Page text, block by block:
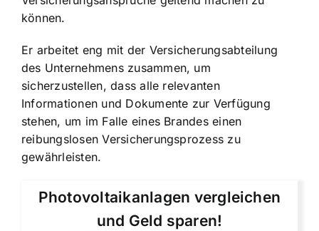
können.
Er arbeitet eng mit der Versicherungsabteilung
des Unternehmens zusammen, um
sicherzustellen, dass alle relevanten
Informationen und Dokumente zur Verfügung
stehen, um im Falle eines Brandes einen
reibungslosen Versicherungsprozess zu
gewährleisten.
Photovoltaikanlagen vergleichen
und Geld sparen!